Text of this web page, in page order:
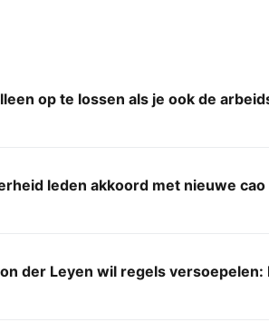
op te lossen als je ook de
leden akkoord met nieuwe
der Leyen wil regels